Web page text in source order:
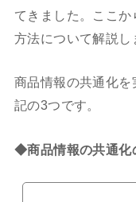
てきました。ここ
方法について解説し
商品情報の共通化
記の3つです。
◆商品情報の共通化